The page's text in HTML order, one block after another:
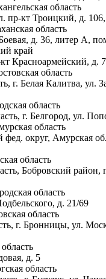
область
пр-кт Троицкий, д.
область
д. 36, литер А,
край
Красноармейский, д.
область
г. Белая Калитва, ул.
область
г. Белгород, ул.
область
фед. округ, Амурская
область
Бобровский район,
область
д. 21/69
область
г. Бронницы, ул.
д. 5
область